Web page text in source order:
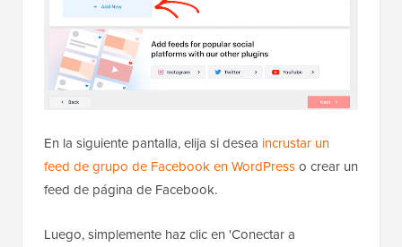
En la siguiente pantalla, elija si desea incrustar un
feed de grupo de Facebook en WordPresso crear un
feed de página de Facebook.
Luego, simplemente haz clic en 'Conectar a